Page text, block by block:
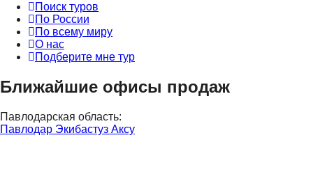
Поиск туров
По России
По всему миру
О нас
Подберите мне тур
Ближайшие офисы продаж
Павлодарская область:
Павлодар Экибастуз Аксу